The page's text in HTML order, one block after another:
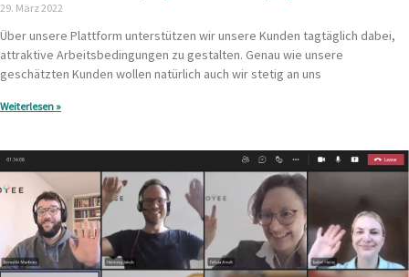
29. März 2022
Über unsere Plattform unterstützen wir unsere Kunden tagtäglich dabei,
attraktive Arbeitsbedingungen zu gestalten. Genau wie unsere
geschätzten Kunden wollen natürlich auch wir stetig an uns
Weiterlesen »